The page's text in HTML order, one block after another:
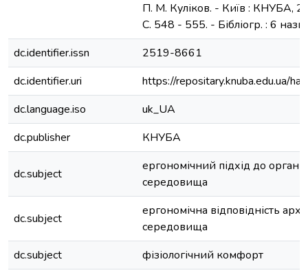
П. М. Куліков. - Київ : КНУБА,
С. 548 - 555. - Бібліогр. : 6 назв.
dc.identifier.issn
2519-8661
dc.identifier.uri
https://repositary.knuba.edu.ua/
dc.language.iso
uk_UA
dc.publisher
КНУБА
dc.subject
ергономічний підхід до
середовища
dc.subject
ергономічна відповідність
середовища
dc.subject
фізіологічний комфорт